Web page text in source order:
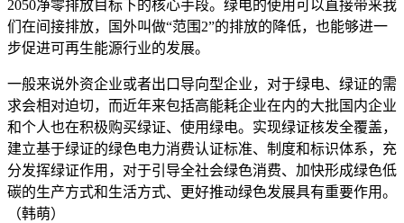
2050净零排放目标下的核心手段。绿电的使用可以直接带来我
们在间接排放，国外叫做“范围2”的排放的降低，也能够进一
步促进可再生能源行业的发展。
一般来说外资企业或者出口导向型企业，对于绿电、绿证的需
求会相对迫切，而近年来包括高能耗企业在内的大批国内企业
和个人也在积极购买绿证、使用绿电。实现绿证核发全覆盖，
建立基于绿证的绿色电力消费认证标准、制度和标识体系，充
分发挥绿证作用，对于引导全社会绿色消费、加快形成绿色低
碳的生产方式和生活方式、更好推动绿色发展具有重要作用。
（韩萌）